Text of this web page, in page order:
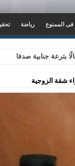
فى الممنوع رياضة
جنابية صدفا
شقة الزوجية